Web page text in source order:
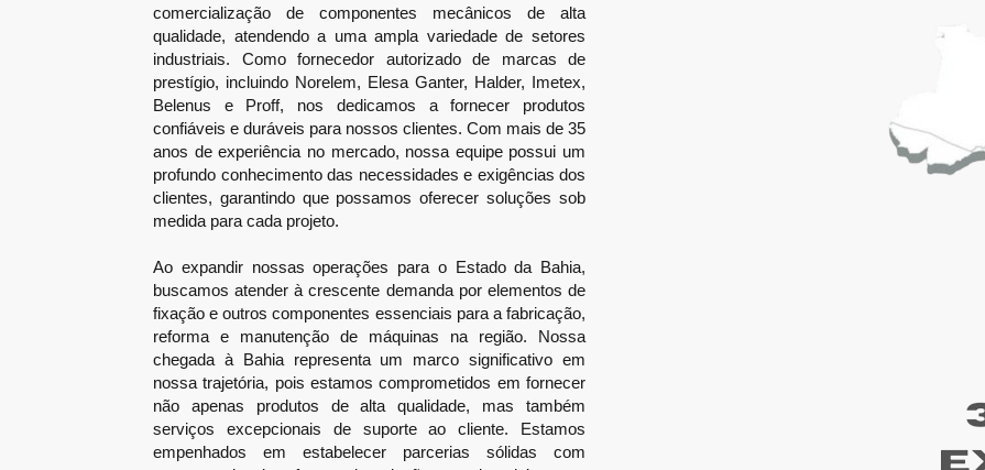
comercialização de componentes mecânicos de alta
qualidade, atendendo a uma ampla variedade de setores
industriais. Como fornecedor autorizado de marcas de
prestígio, incluindo Norelem, Elesa Ganter, Halder, Imetex,
Belenus e Proff, nos dedicamos a fornecer produtos
confiáveis e duráveis para nossos clientes. Com mais de 35
anos de experiência no mercado, nossa equipe possui um
profundo conhecimento das necessidades e exigências dos
clientes, garantindo que possamos oferecer soluções sob
medida para cada projeto.
Ao expandir nossas operações para o Estado da Bahia,
buscamos atender à crescente demanda por elementos de
fixação e outros componentes essenciais para a fabricação,
reforma e manutenção de máquinas na região. Nossa
chegada à Bahia representa um marco significativo em
nossa trajetória, pois estamos comprometidos em fornecer
não apenas produtos de alta qualidade, mas também
serviços excepcionais de suporte ao cliente. Estamos
empenhados em estabelecer parcerias sólidas com